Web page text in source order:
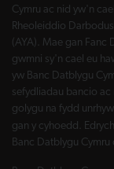
Cymru ac nid yw'n
Rheoleiddio
(AYA). Mae gan Fanc
gwmni sy'n cael eu
yw Banc Datblygu
sefydliadau bancio ac
golygu na fydd
gan y cyhoedd.
Banc Datblygu Cymru